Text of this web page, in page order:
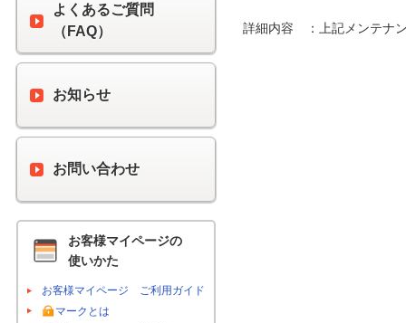
詳細内容　：上記メンテナ
よくあるご質問
（FAQ）
お知らせ
お問い合わせ
お客様マイページの
使いかた
お客様マイページ ご利用ガイド
マークとは